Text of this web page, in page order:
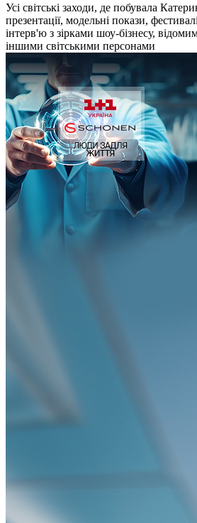
Усі світські заходи, де побувала
презентації, модельні покази,
інтерв'ю з зірками шоу-бізнесу,
іншими світськими персонами